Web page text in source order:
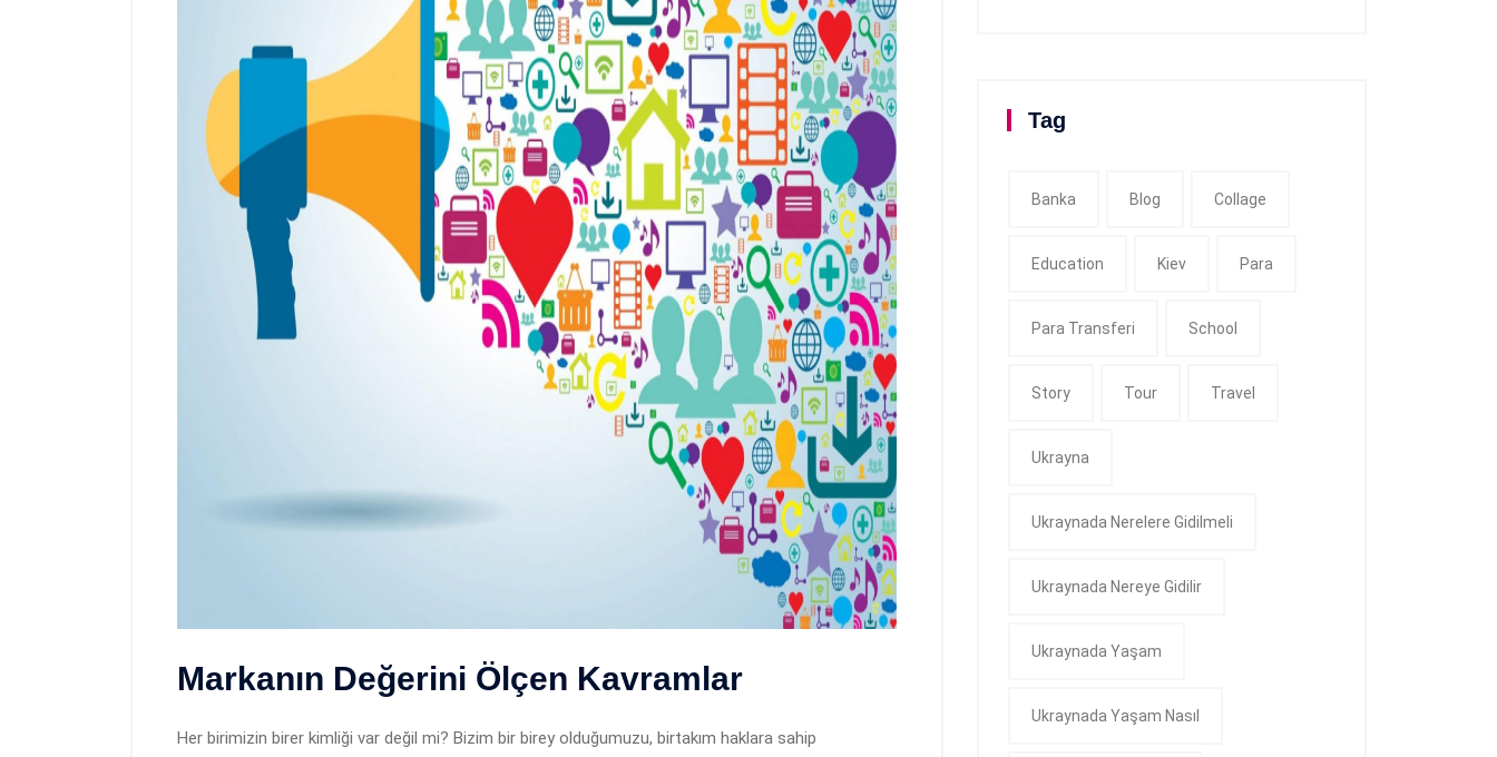
Markanın Değerini Ölçen Kavramlar
Her birimizin birer kimliği var değil mi? Bizim bir birey olduğumuzu, birtakım haklara sahip
Tag
Banka Blog Collage
Education Kiev Para
Para Transferi School
Story Tour Travel
Ukrayna
Ukraynada Nerelere Gidilmeli
Ukraynada Nereye Gidilir
Ukraynada Yaşam
Ukraynada Yaşam Nasıl